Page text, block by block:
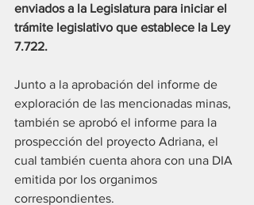
enviados a la Legislatura para iniciar el
trámite legislativo que establece la Ley
7.722.
Junto a la aprobación del informe de
exploración de las mencionadas minas,
también se aprobó el informe para la
prospección del proyecto Adriana, el
cual también cuenta ahora con una DIA
emitida por los organimos
correspondientes.